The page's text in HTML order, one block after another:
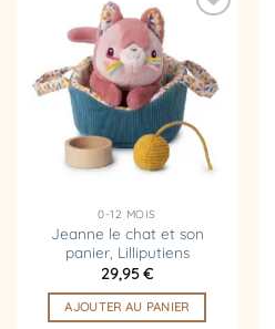
liste
d’envies
0-12 MOIS
Jeanne le chat et son
panier, Lilliputiens
29,95€
AJOUTER AU PANIER